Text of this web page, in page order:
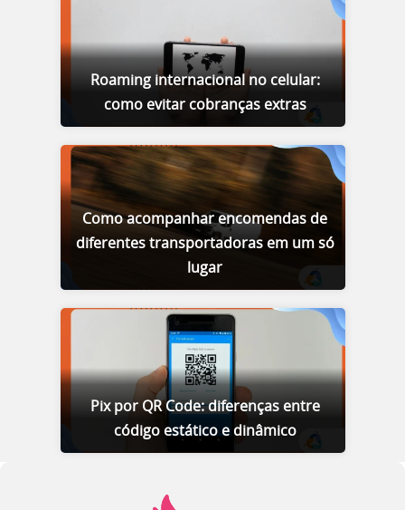
Roaming internacional no celular:
como evitar cobranças extras
Como acompanhar encomendas de
diferentes transportadoras em um só
lugar
Pix por QR Code: diferenças entre
código estático e dinâmico